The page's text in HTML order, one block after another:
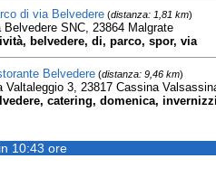
di via Belvedere(distanza: 1,81 km)
Belvedere SNC, 23864 Malgrate
belvedere, di, parco, spor, via
Belvedere(distanza: 9,46 km)
Valtaleggio 3, 23817 Cassina
catering, domenica,
10:43 ore